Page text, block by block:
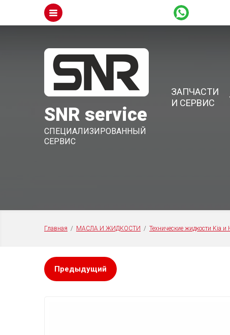
SNR service
СПЕЦИАЛИЗИРОВАННЫЙ
СЕРВИС
ЗАПЧАСТИ
И СЕРВИС
ЗАПЧАСТИ NISSAN
ЗАПЧАСТИ HYUNDAI
Главная
  /
МАСЛА И ЖИДКОСТИ
  /
Технические жидкости Kia и
Предыдущий